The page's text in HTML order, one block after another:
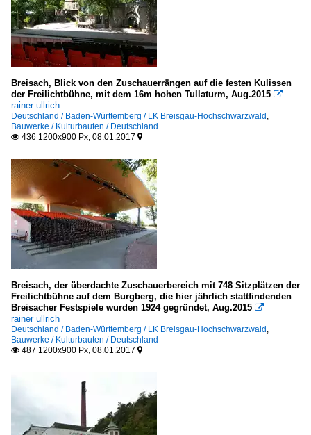
Breisach, Blick von den Zuschauerrängen auf die festen Kulissen
der Freilichtbühne, mit dem 16m hohen Tullaturm, Aug.2015 
rainer ullrich
Deutschland / Baden-Württemberg / LK Breisgau-Hochschwarzwald ,
Bauwerke / Kulturbauten / Deutschland
 436 1200x900 Px, 08.01.2017 
Breisach, der überdachte Zuschauerbereich mit 748 Sitzplätzen der
Freilichtbühne auf dem Burgberg, die hier jährlich stattfindenden
Breisacher Festspiele wurden 1924 gegründet, Aug.2015 
rainer ullrich
Deutschland / Baden-Württemberg / LK Breisgau-Hochschwarzwald ,
Bauwerke / Kulturbauten / Deutschland
 487 1200x900 Px, 08.01.2017 